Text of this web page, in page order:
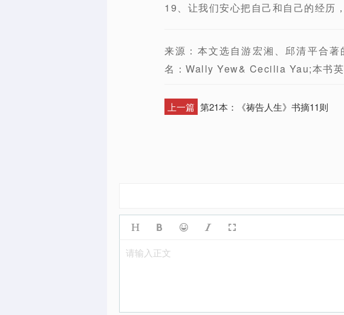
19、让我们安心把自己和自己的经历
来源：本文选自游宏湘、邱清平合
名：Wally Yew& Cecilia Yau;本书
上一篇 第21本：《祷告人生》书摘11则
请输入正文